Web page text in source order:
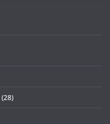
(28)